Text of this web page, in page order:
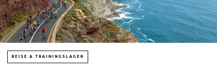
REISE & TRAININGSLAGER